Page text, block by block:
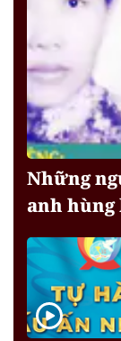
Những
anh